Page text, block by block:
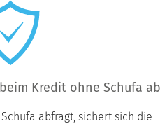
Kredit ohne Schufa ab
abfragt, sichert sich die